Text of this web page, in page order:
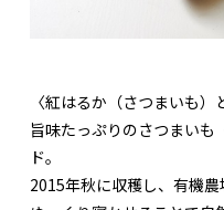
〈紅はるか（さつまいも）
旨味たっぷりのさつまいも
ド。
2015年秋に収穫し、有機